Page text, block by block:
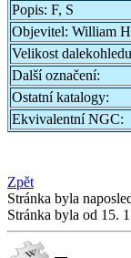
Popis: F, S
Objevitel: William
Velikost
Další označení:
Ostatní katalogy:
Ekvivalentní NGC:
Zpět
Stránka byla
Stránka byla od 15.